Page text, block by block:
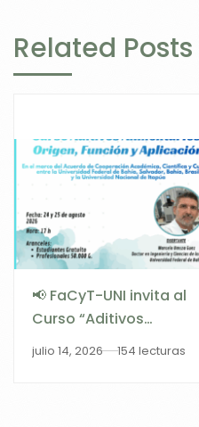
Related Posts
📢 FaCyT-UNI invita al
Curso “Aditivos
Alimentarios: Origen,
julio 14, 2026 154 lecturas